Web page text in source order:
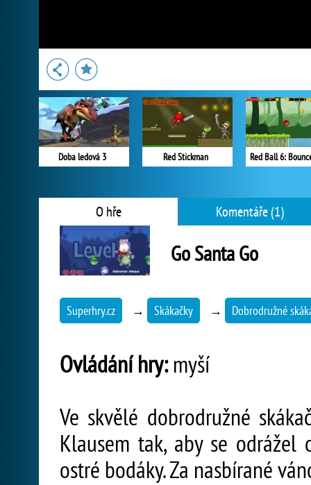
Doba ledová 3 Red Stickman Red Ball 6:
O hře Komentáře (1)
Go Santa Go
Superhry.cz → Skákačky → Dobrodružné
Ovládání hry:myší
Ve skvělé dobrodružné
Klausem tak, aby se
ostré bodáky. Za nasbírané